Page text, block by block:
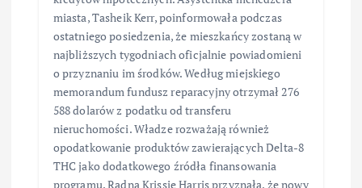
miasta, Tasheik Kerr, poinformowała podczas
ostatniego posiedzenia, że mieszkańcy zostaną w
najbliższych tygodniach oficjalnie powiadomieni
o przyznaniu im środków. Według miejskiego
memorandum fundusz reparacyjny otrzymał 276
588 dolarów z podatku od transferu
nieruchomości. Władze rozważają również
opodatkowanie produktów zawierających Delta-8
THC jako dodatkowego źródła finansowania
programu. Radna Krissie Harris przyznała, że nowy